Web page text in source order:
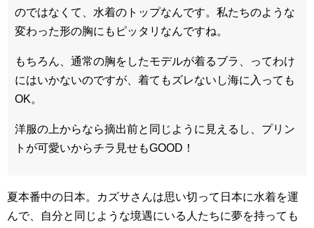
のではなくて、水着のトップなんです。 私たちのような
変わった形の胸にもピッタリなんですね。
もちろん、通常の胸をしたモデルが着るブラ、ってわけ
にはいかないのですが、着てもズレないし海に入っても
OK。
洋服の上からなら摘出前と同じように見えるし、プリン
トが可愛いからチラ見せもGOOD！
夏本番中の日本。カズサさんは思い切って日本に水着を運
んで、自分と同じような境遇にいる人たちに夢を持っても